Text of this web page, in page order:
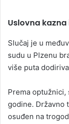
Uslovna
Slučaj je u
sudu u Plzenu
više puta
Prema
godine. Državno
osuđen na